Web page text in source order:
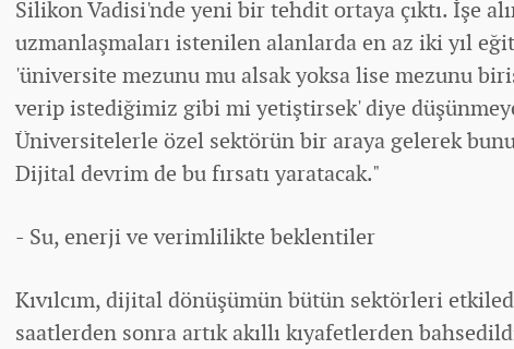
Silikon Vadisi'nde yeni bir tehdit ortaya çıktı. İşe
uzmanlaşmaları istenilen alanlarda en az iki yıl
'üniversite mezunu mu alsak yoksa lise mezunu
verip istediğimiz gibi mi yetiştirsek' diye
Üniversitelerle özel sektörün bir araya gelerek bunu
Dijital devrim de bu fırsatı yaratacak."
- Su, enerji ve verimlilikte beklentiler
Kıvılcım, dijital dönüşümün bütün sektörleri
saatlerden sonra artık akıllı kıyafetlerden